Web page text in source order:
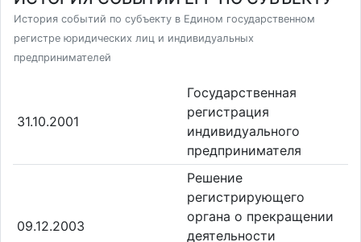
История событий по субъекту в Едином государственном
регистре юридических лиц и индивидуальных
предпринимателей
31.10.2001
Государственная
регистрация
индивидуального
предпринимателя
09.12.2003
Решение
регистрирующего
органа о прекращении
деятельности